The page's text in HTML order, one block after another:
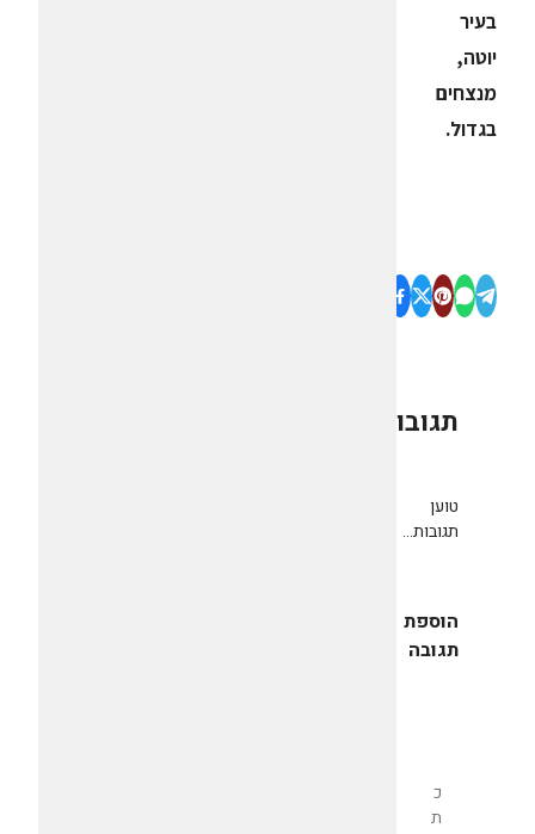
בעיר
יוטה,
מנצחים
בגדול.
תגובות
טוען
תגובות...
הוספת
תגובה